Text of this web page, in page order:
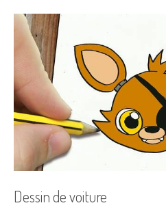
Dessin de voiture